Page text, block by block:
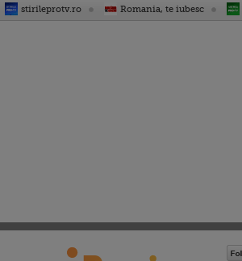
stirileprotv.ro Romania, te iubesc